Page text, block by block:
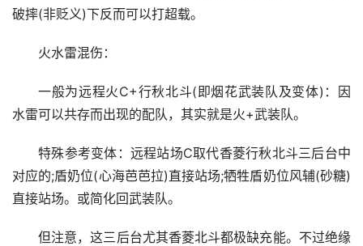
破摔(非贬义)下反而可以打超载。
火水雷混伤：
一般为远程火C+行秋北斗(即烟花武装队及变体)：因
水雷可以共存而出现的配队，其实就是火+武装队。
特殊参考变体：远程站场C取代香菱行秋北斗三后台中
对应的;盾奶位(心海芭芭拉)直接站场;牺牲盾奶位风辅(砂糖)
直接站场。或简化回武装队。
但注意，这三后台尤其香菱北斗都极缺充能。不过绝缘